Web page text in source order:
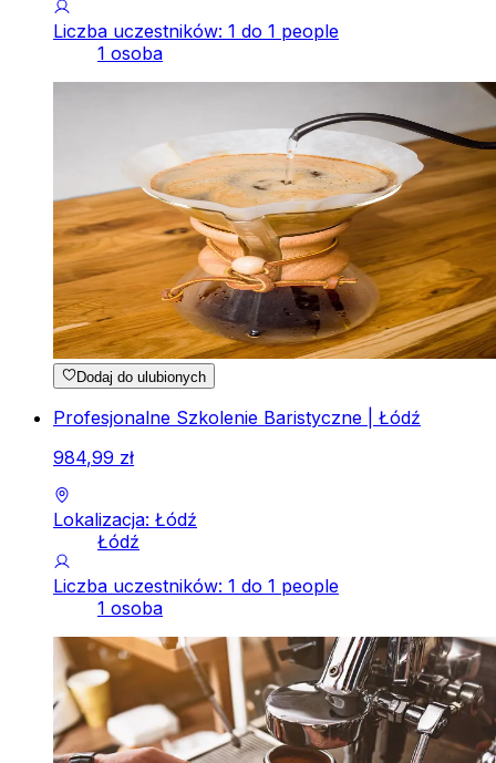
Liczba uczestników: 1 do 1 people
1 osoba
Dodaj do ulubionych
Profesjonalne Szkolenie Baristyczne | Łódź
984,99 zł
Lokalizacja: Łódź
Łódź
Liczba uczestników: 1 do 1 people
1 osoba